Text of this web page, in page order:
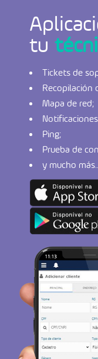
tu
Tickets de
Recopilación
Mapa de red;
Ping;
Prueba de
y mucho